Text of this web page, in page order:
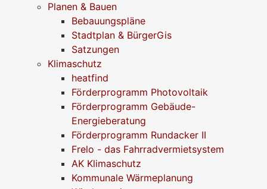
Planen & Bauen
Bebauungspläne
Stadtplan & BürgerGis
Satzungen
Klimaschutz
heatfind
Förderprogramm Photovoltaik
Förderprogramm Gebäude-
Energieberatung
Förderprogramm Rundacker II
Frelo - das Fahrradvermietsystem
AK Klimaschutz
Kommunale Wärmeplanung